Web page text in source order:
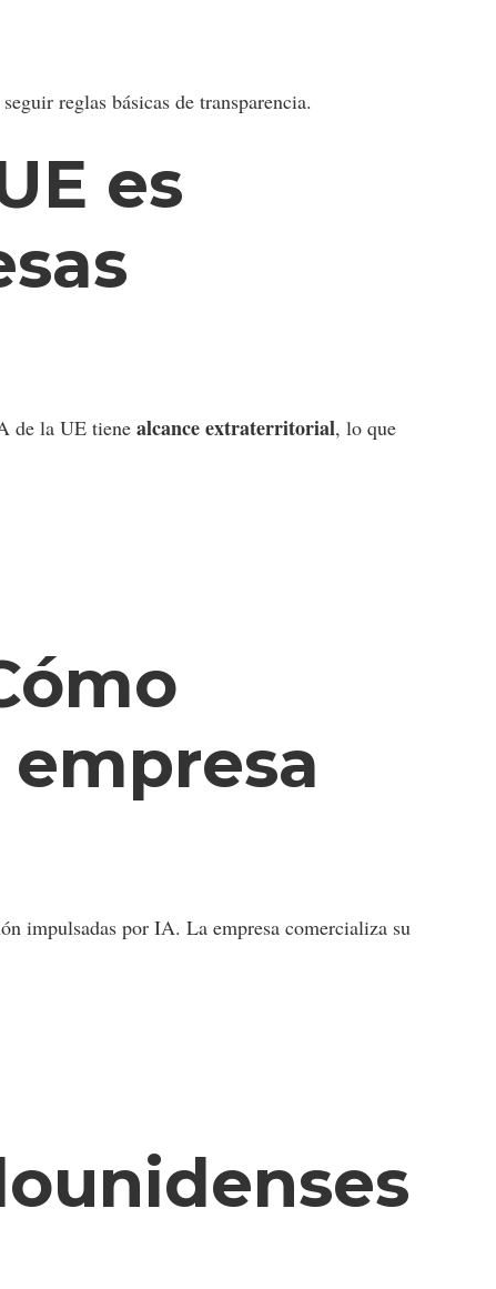
reglas básicas de transparencia.
es
de la UE tiene alcance extraterritorial, lo que
impulsadas por IA. La empresa comercializa su